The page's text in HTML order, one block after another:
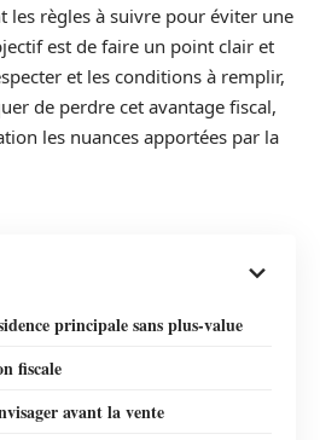
les règles à suivre pour éviter une
est de faire un point clair et
et les conditions à remplir,
de perdre cet avantage fiscal,
les nuances apportées par la
principale sans plus-value
fiscale
avant la vente